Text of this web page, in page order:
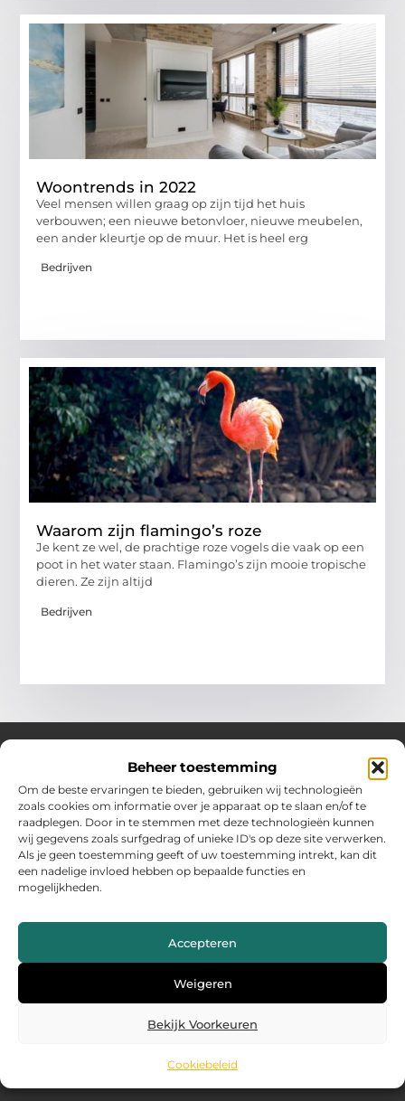
Beheer toestemming
Om de beste ervaringen te bieden, gebruiken wij technologieën
zoals cookies om informatie over je apparaat op te slaan en/of te
raadplegen. Door in te stemmen met deze technologieën kunnen
wij gegevens zoals surfgedrag of unieke ID's op deze site verwerken.
Als je geen toestemming geeft of uw toestemming intrekt, kan dit
een nadelige invloed hebben op bepaalde functies en
mogelijkheden.
Accepteren
Weigeren
Bekijk Voorkeuren
Cookiebeleid
Woontrends in 2022
Veel mensen willen graag op zijn tijd het huis
verbouwen; een nieuwe betonvloer, nieuwe meubelen,
een ander kleurtje op de muur. Het is heel erg
Bedrijven
Waarom zijn flamingo’s roze
Je kent ze wel, de prachtige roze vogels die vaak op een
poot in het water staan. Flamingo’s zijn mooie tropische
dieren. Ze zijn altijd
Bedrijven
Over Hollandwinkelt
Jouw bron voor inspiratie en handige tips voor het dagelijks
leven.
Verken een gevarieerde selectie blogs en artikelen boordevol
praktische adviezen en verrassende inzichten om het beste uit
elke dag te halen.
@2025 www.hollandwinkelt.nl. All Right Reserved.